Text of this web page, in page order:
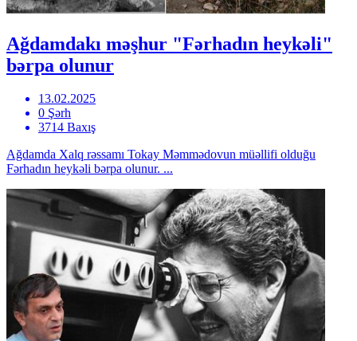
Ağdamdakı məşhur "Fərhadın heykəli"
bərpa olunur
13.02.2025
0 Şərh
3714 Baxış
Ağdamda Xalq rəssamı Tokay Məmmədovun müəllifi olduğu
Fərhadın heykəli bərpa olunur. ...